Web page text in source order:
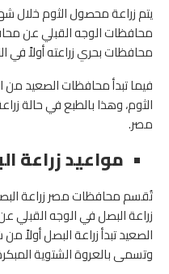
يتم زراعة محصول الثوم خلال
محافظات الوجه القبلي عن
محافظات بحري زراعته أولاً
فيما تبدأ محافظات الصعيد من
الثوم، وهذا بالطبع في حالة
مصر.
مواعيد زراعة
تُقسم محافظات مصر زراعة
زراعة البصل في الوجه
الصعيد تبدأ زراعة البصل
وتسمى بالعروة الشتوية